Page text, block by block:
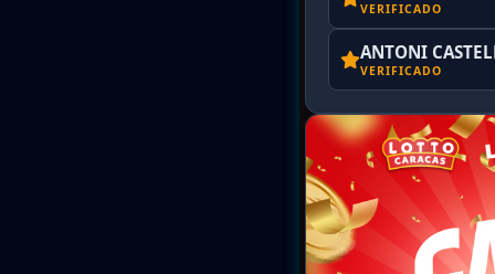
VERIFICADO
ANTONI
VERIFICADO